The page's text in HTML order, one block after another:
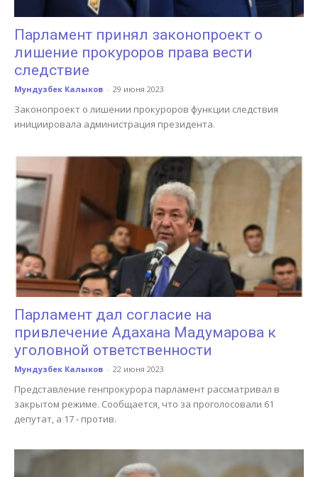
Парламент принял законопроект о
лишение прокуроров права вести
следствие
Мундузбек Калыков - 29 июня 2023
Законопроект о лишении прокуроров функции следствия
инициировала администрация президента.
Парламент дал согласие на
привлечение Адахана Мадумарова к
уголовной ответственности
Мундузбек Калыков - 22 июня 2023
Представление генпрокурора парламент рассматривал в
закрытом режиме. Сообщается, что за проголосовали 61
депутат, а 17 - против.